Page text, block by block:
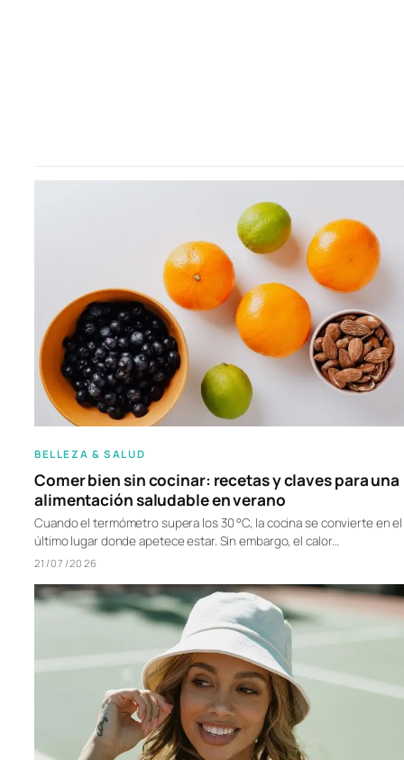
BELLEZA & SALUD
Comer bien sin cocinar: recetas y claves para una
alimentación saludable en verano
Cuando el termómetro supera los 30 °C, la cocina se convierte en el
último lugar donde apetece estar. Sin embargo, el calor…
21/07/2026